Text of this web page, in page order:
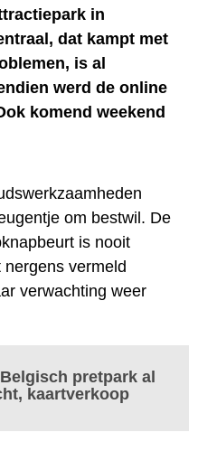
in
dat kampt met
is al
werd de online
komend weekend
om bestwil. De
is nooit
vermeld
verwachting weer
pretpark al
kaartverkoop